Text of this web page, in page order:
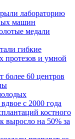
лабораторию
машин
медали
гибкие
протезов и умной
более 60 центров
с 2000 года
костного
выросло на 50% за